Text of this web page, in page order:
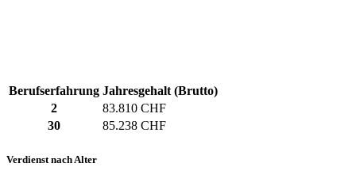
Berufserfahrung Jahresgehalt (Brutto)
2
83.810 CHF
30
85.238 CHF
Verdienst nach Alter